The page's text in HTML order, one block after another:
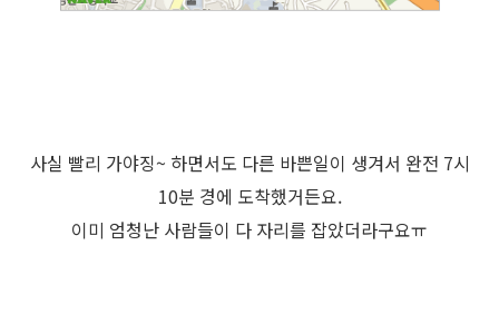
사실 빨리 가야징~ 하면서도 다른 바쁜일이 생겨서 완전 7시
10분 경에 도착했거든요.
이미 엄청난 사람들이 다 자리를 잡았더라구요ㅠ